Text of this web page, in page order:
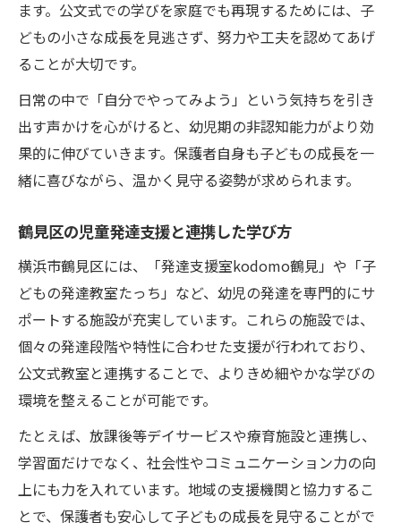
ます。公文式での学びを家庭でも再現するためには、子
どもの小さな成長を見逃さず、努力や工夫を認めてあげ
ることが大切です。
日常の中で「自分でやってみよう」という気持ちを引き
出す声かけを心がけると、幼児期の非認知能力がより効
果的に伸びていきます。保護者自身も子どもの成長を一
緒に喜びながら、温かく見守る姿勢が求められます。
鶴見区の児童発達支援と連携した学び方
横浜市鶴見区には、「発達支援室kodomo鶴見」や「子
どもの発達教室たっち」など、幼児の発達を専門的にサ
ポートする施設が充実しています。これらの施設では、
個々の発達段階や特性に合わせた支援が行われており、
公文式教室と連携することで、よりきめ細やかな学びの
環境を整えることが可能です。
たとえば、放課後等デイサービスや療育施設と連携し、
学習面だけでなく、社会性やコミュニケーション力の向
上にも力を入れています。地域の支援機関と協力するこ
とで、保護者も安心して子どもの成長を見守ることがで